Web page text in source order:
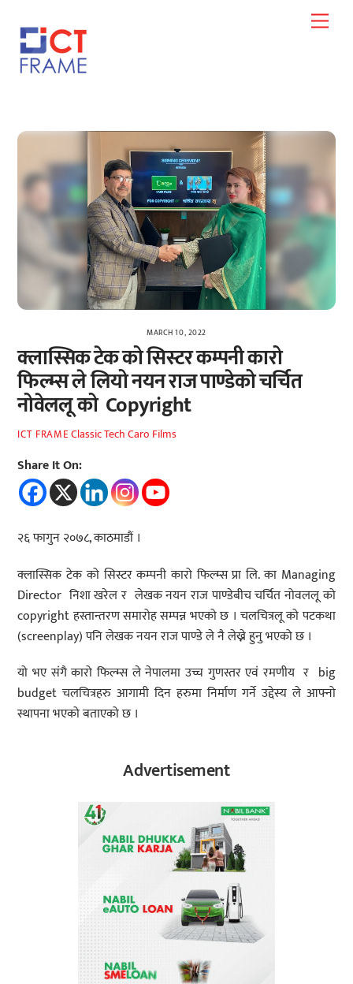
content
MARCH 10, 2022
क्लास्सिक टेक को सिस्टर कम्पनी कारो
फिल्म्स ले लियो नयन राज पाण्डेको चर्चित
नोवेललू को Copyright
ICT FRAMEClassic Tech Caro Films
Share It On:
२६ फागुन २०७८, काठमाडौं ।
क्लास्सिक टेक को सिस्टर कम्पनी कारो फिल्म्स प्रा लि. का Managing
Director निशा खरेल र लेखक नयन राज पाण्डेबीच चर्चित नोवललू को
copyright हस्तान्तरण समारोह सम्पन्न भएको छ । चलचित्रलू को पटकथा
(screenplay) पनि लेखक नयन राज पाण्डे ले नै लेख्ने हुनु भएको छ ।
यो भए संगै कारो फिल्म्स ले नेपालमा उच्च गुणस्तर एवं रमणीय र big
budget चलचित्रहरु आगामी दिन हरुमा निर्माण गर्ने उद्देस्य ले आफ्नो
स्थापना भएको बताएको छ ।
Advertisement